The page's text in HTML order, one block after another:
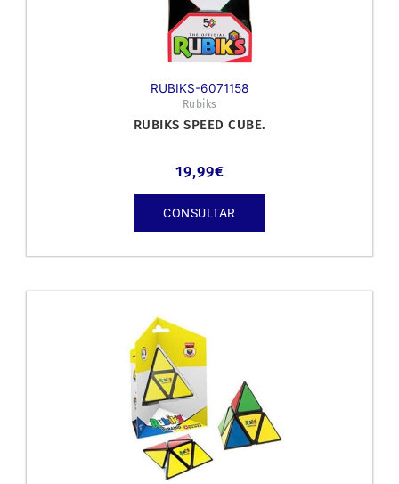
RUBIKS-6071158
Rubiks
RUBIKS SPEED CUBE.
19,99€
CONSULTAR